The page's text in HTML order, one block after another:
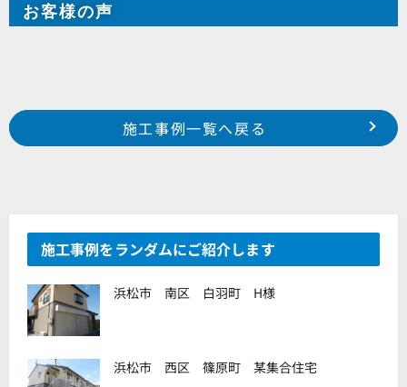
お客様の声
Prev
2024年5月施工 磐田市小中瀬町 某工場様
施工事例一覧へ戻る
施工事例をランダムにご紹介します
浜松市 南区 白羽町 H様
浜松市 西区 篠原町 某集合住宅